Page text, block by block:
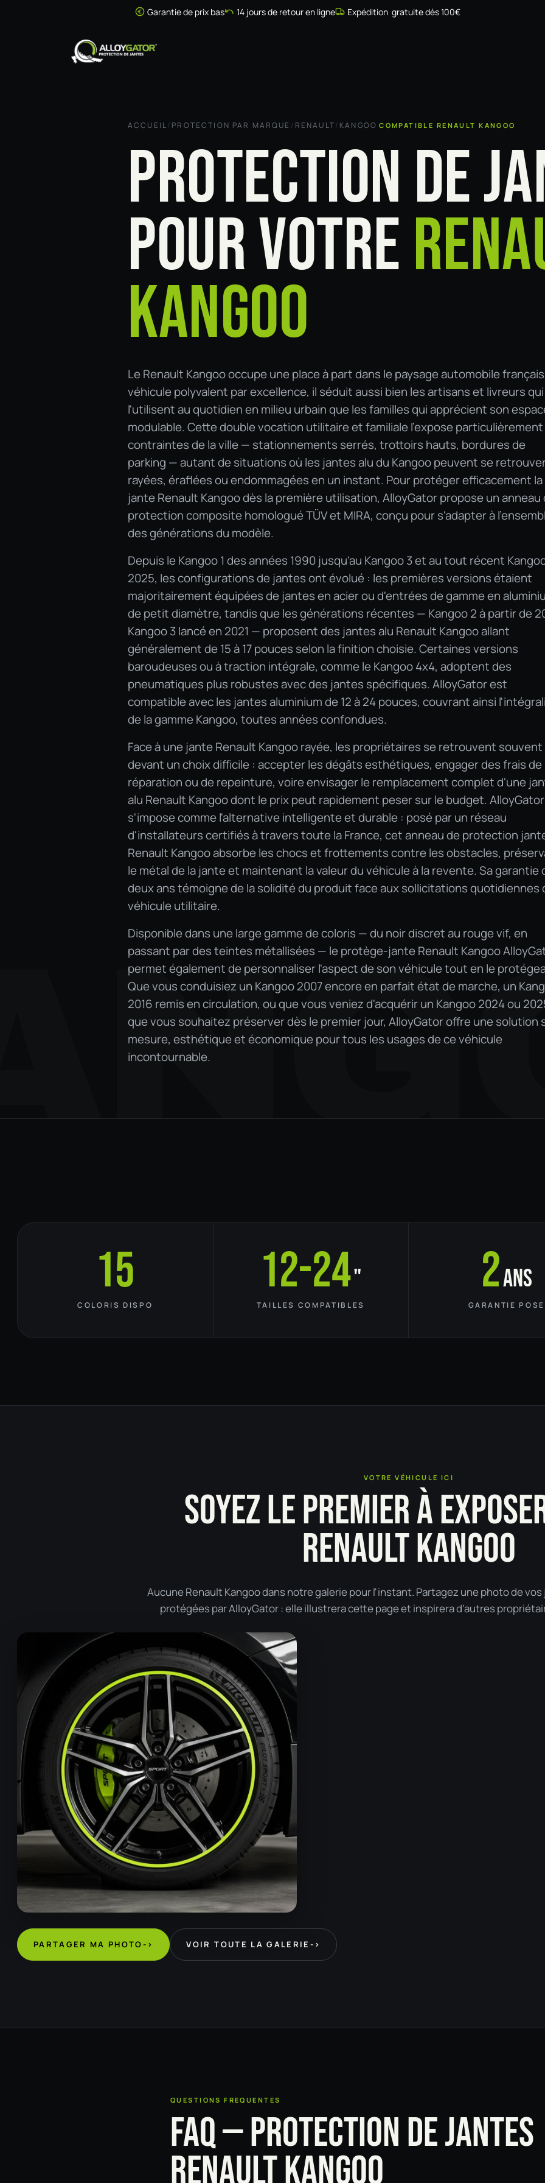
Garantie de prix bas 14 jours de retour en ligne Expédition gratuite dès 100€
ACCUEIL/ PROTECTION PAR MARQUE / RENAULT/ KANGOO COMPATIBLE RENAULT KANGOO
PROTECTION DE
POUR VOTRE
KANGOO
Le Renault Kangoo occupe une place à part dans le paysage automobile
véhicule polyvalent par excellence, il séduit aussi bien les artisans et livreurs qui
l'utilisent au quotidien en milieu urbain que les familles qui apprécient son
modulable. Cette double vocation utilitaire et familiale l'expose
contraintes de la ville — stationnements serrés, trottoirs hauts, bordures de
parking — autant de situations où les jantes alu du Kangoo peuvent se
rayées, éraflées ou endommagées en un instant. Pour protéger efficacement la
jante Renault Kangoo dès la première utilisation, AlloyGator propose un anneau
protection composite homologué TÜV et MIRA, conçu pour s'adapter à
des générations du modèle.
Depuis le Kangoo 1 des années 1990 jusqu'au Kangoo 3 et au tout récent
2025, les configurations de jantes ont évolué : les premières versions étaient
majoritairement équipées de jantes en acier ou d'entrées de gamme en
de petit diamètre, tandis que les générations récentes — Kangoo 2 à partir de
Kangoo 3 lancé en 2021 — proposent des jantes alu Renault Kangoo allant
généralement de 15 à 17 pouces selon la finition choisie. Certaines versions
baroudeuses ou à traction intégrale, comme le Kangoo 4x4, adoptent des
pneumatiques plus robustes avec des jantes spécifiques. AlloyGator est
compatible avec les jantes aluminium de 12 à 24 pouces, couvrant ainsi
de la gamme Kangoo, toutes années confondues.
Face à une jante Renault Kangoo rayée, les propriétaires se retrouvent souvent
devant un choix difficile : accepter les dégâts esthétiques, engager des frais de
réparation ou de repeinture, voire envisager le remplacement complet d'une
alu Renault Kangoo dont le prix peut rapidement peser sur le budget. AlloyGator
s'impose comme l'alternative intelligente et durable : posé par un réseau
d'installateurs certifiés à travers toute la France, cet anneau de protection
Renault Kangoo absorbe les chocs et frottements contre les obstacles,
le métal de la jante et maintenant la valeur du véhicule à la revente. Sa garantie
deux ans témoigne de la solidité du produit face aux sollicitations quotidiennes
véhicule utilitaire.
Disponible dans une large gamme de coloris — du noir discret au rouge vif, en
passant par des teintes métallisées — le protège-jante Renault Kangoo
permet également de personnaliser l'aspect de son véhicule tout en le
Que vous conduisiez un Kangoo 2007 encore en parfait état de marche, un
2016 remis en circulation, ou que vous veniez d'acquérir un Kangoo 2024 ou
que vous souhaitez préserver dès le premier jour, AlloyGator offre une solution
mesure, esthétique et économique pour tous les usages de ce véhicule
incontournable.
15
COLORIS DISPO
12-24"
TAILLES COMPATIBLES
2ans
GARANTIE POSE
VOTRE VÉHICULE ICI
SOYEZ LE PREMIER À
RENAULT KANGOO
Aucune Renault Kangoo dans notre galerie pour l'instant. Partagez une photo de
protégées par AlloyGator : elle illustrera cette page et inspirera d'autres
PARTAGER MA PHOTO-> VOIR TOUTE LA GALERIE ->
QUESTIONS FREQUENTES
FAQ — PROTECTION DE JANTES
RENAULT KANGOO